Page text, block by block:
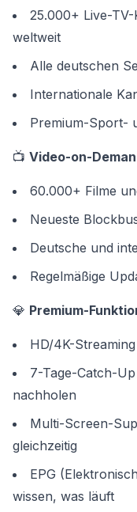
25.000+ Live-
weltweit
Alle deutschen
Internationale
Premium-Sport-
📺 Video-on-
60.000+ Filme
Neueste
Deutsche und
Regelmäßige
💎 Premium-
HD/4K-
7-Tage-Catch-
nachholen
Multi-Screen-
gleichzeitig
EPG
wissen, was läuft